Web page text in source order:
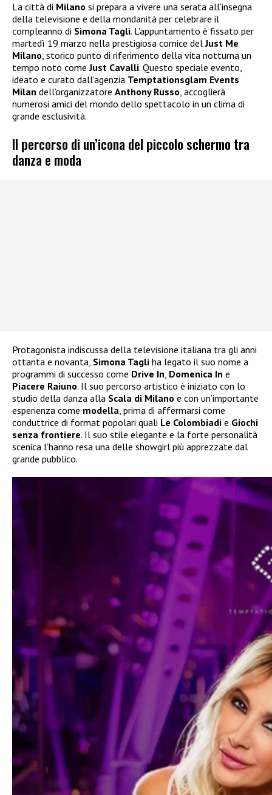
La città di Milano si prepara a vivere una serata all’insegna
della televisione e della mondanità per celebrare il
compleanno di Simona Tagli. L’appuntamento è fissato per
martedì 19 marzo nella prestigiosa cornice delJust Me
Milano, storico punto di riferimento della vita notturna un
tempo noto comeJust Cavalli. Questo speciale evento,
ideato e curato dall’agenzia Temptationsglam Events
Milan dell’organizzatore Anthony Russo, accoglierà
numerosi amici del mondo dello spettacolo in un clima di
grande esclusività.
Il percorso di un’icona del piccolo schermo tra
danza e moda
Protagonista indiscussa della televisione italiana tra gli anni
ottanta e novanta, Simona Tagli ha legato il suo nome a
programmi di successo come Drive In Domenica In e
Piacere Raiuno. Il suo percorso artistico è iniziato con lo
studio della danza alla Scala di Milano e con un’importante
esperienza come modella , prima di affermarsi come
conduttrice di format popolari quali Le Colombiadi e Giochi
senza frontiere. Il suo stile elegante e la forte personalità
scenica l’hanno resa una delle showgirl più apprezzate dal
grande pubblico.